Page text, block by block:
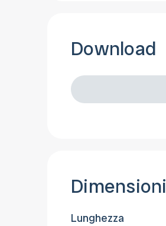
Download
Dimensioni
Lunghezza